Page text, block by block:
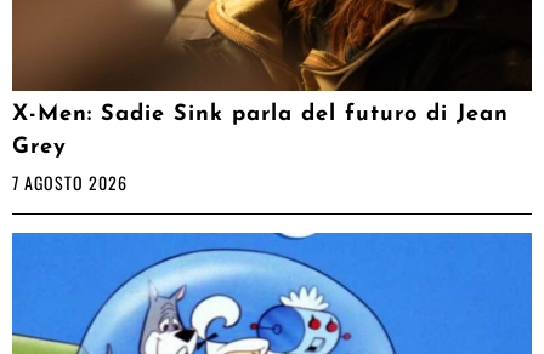
X-Men: Sadie Sink parla del futuro di Jean
Grey
7 AGOSTO 2026